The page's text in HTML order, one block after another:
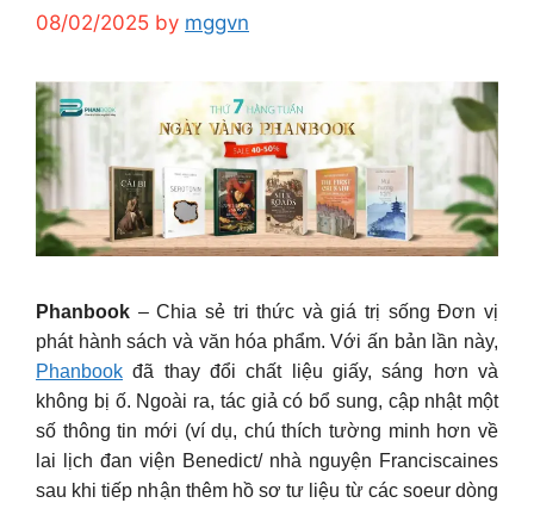
08/02/2025 by mggvn
Phanbook – Chia sẻ tri thức và giá trị sống Đơn vị
phát hành sách và văn hóa phẩm. Với ấn bản lần này,
Phanbook đã thay đổi chất liệu giấy, sáng hơn và
không bị ố. Ngoài ra, tác giả có bổ sung, cập nhật một
số thông tin mới (ví dụ, chú thích tường minh hơn về
lai lịch đan viện Benedict/ nhà nguyện Franciscaines
sau khi tiếp nhận thêm hồ sơ tư liệu từ các soeur dòng